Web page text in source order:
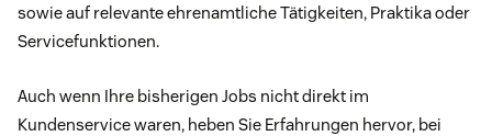
sowie auf relevante ehrenamtliche Tätigkeiten, Praktika oder
Servicefunktionen.
Auch wenn Ihre bisherigen Jobs nicht direkt im
Kundenservice waren, heben Sie Erfahrungen hervor, bei